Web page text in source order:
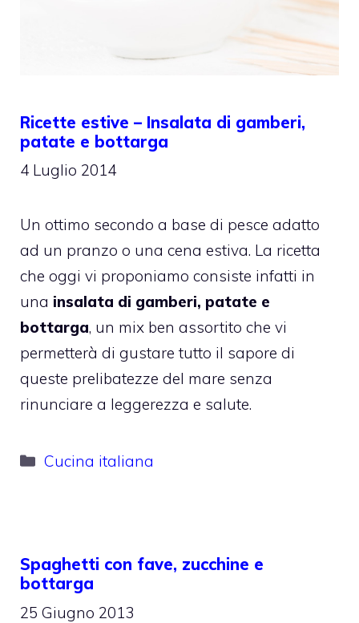
Ricette estive – Insalata di gamberi,
patate e bottarga
4 Luglio 2014
Un ottimo secondo a base di pesce adatto
ad un pranzo o una cena estiva. La ricetta
che oggi vi proponiamo consiste infatti in
una insalata di gamberi, patate e
bottarga, un mix ben assortito che vi
permetterà di gustare tutto il sapore di
queste prelibatezze del mare senza
rinunciare a leggerezza e salute.
Categorie
Cucina italiana
Spaghetti con fave, zucchine e
bottarga
25 Giugno 2013